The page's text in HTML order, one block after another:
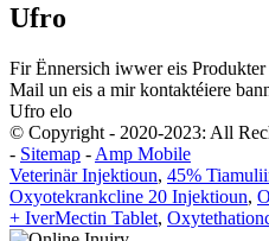
Ufro
Fir Ënnersich iwwer eis
Mail un eis a mir kontaktéiere
Ufro elo
© Copyright - 2020-2023: All
- Sitemap - Amp Mobile
Veterinär Injektioun, 45%
Oxyotekrankcline 20 Injektioun,
+ IverMectin Tablet,